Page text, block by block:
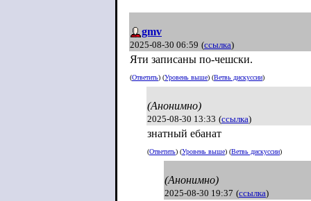
gmv
2025-08-30 06:59 (ссылка)
Яти записаны по-чешски.
(Ответить) (Уровень выше) (Ветвь дискуссии)
(Анонимно)
2025-08-30 13:33 (ссылка)
знатный ебанат
(Ответить) (Уровень выше) (Ветвь дискуссии)
(Анонимно)
2025-08-30 19:37 (ссылка)